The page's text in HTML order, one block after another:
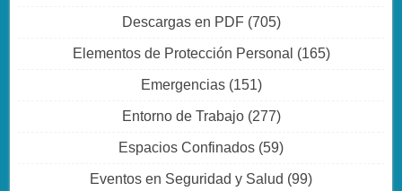
Descargas en PDF(705)
Elementos de Protección Personal (165)
Emergencias(151)
Entorno de Trabajo(277)
Espacios Confinados (59)
Eventos en Seguridad y Salud (99)